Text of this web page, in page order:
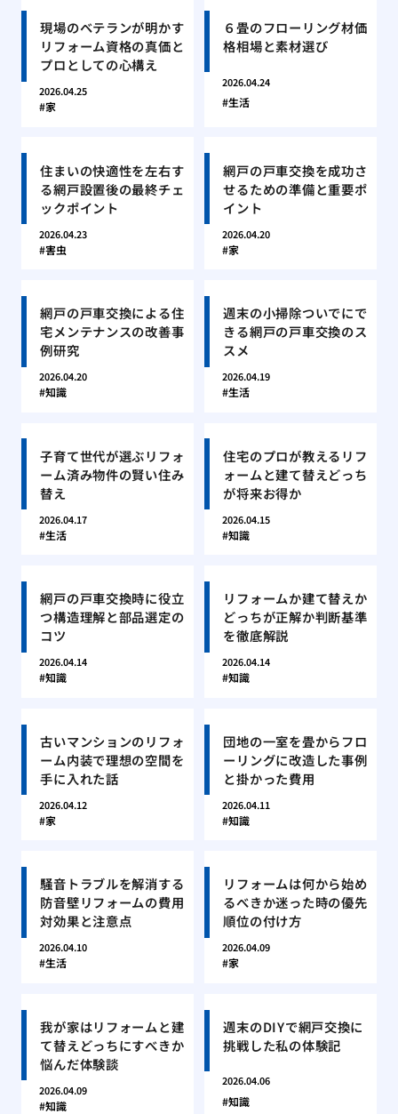
現場のベテランが明かす
リフォーム資格の真価と
プロとしての心構え
2026.04.25
家
６畳のフローリング材価
格相場と素材選び
2026.04.24
生活
住まいの快適性を左右す
る網戸設置後の最終チェ
ックポイント
2026.04.23
害虫
網戸の戸車交換を成功さ
せるための準備と重要ポ
イント
2026.04.20
家
網戸の戸車交換による住
宅メンテナンスの改善事
例研究
2026.04.20
知識
週末の小掃除ついでにで
きる網戸の戸車交換のス
スメ
2026.04.19
生活
子育て世代が選ぶリフォ
ーム済み物件の賢い住み
替え
2026.04.17
生活
住宅のプロが教えるリフ
ォームと建て替えどっち
が将来お得か
2026.04.15
知識
網戸の戸車交換時に役立
つ構造理解と部品選定の
コツ
2026.04.14
知識
リフォームか建て替えか
どっちが正解か判断基準
を徹底解説
2026.04.14
知識
古いマンションのリフォ
ーム内装で理想の空間を
手に入れた話
2026.04.12
家
団地の一室を畳からフロ
ーリングに改造した事例
と掛かった費用
2026.04.11
知識
騒音トラブルを解消する
防音壁リフォームの費用
対効果と注意点
2026.04.10
生活
リフォームは何から始め
るべきか迷った時の優先
順位の付け方
2026.04.09
家
我が家はリフォームと建
て替えどっちにすべきか
悩んだ体験談
2026.04.09
知識
週末のDIYで網戸交換に
挑戦した私の体験記
2026.04.06
知識